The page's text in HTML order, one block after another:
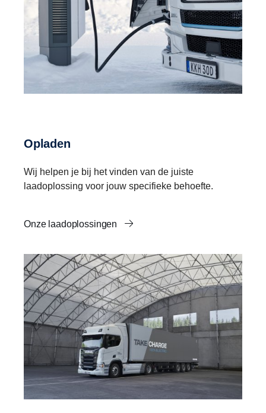
Opladen
Wij helpen je bij het vinden van de juiste
laadoplossing voor jouw specifieke behoefte.
Onze laadoplossingen